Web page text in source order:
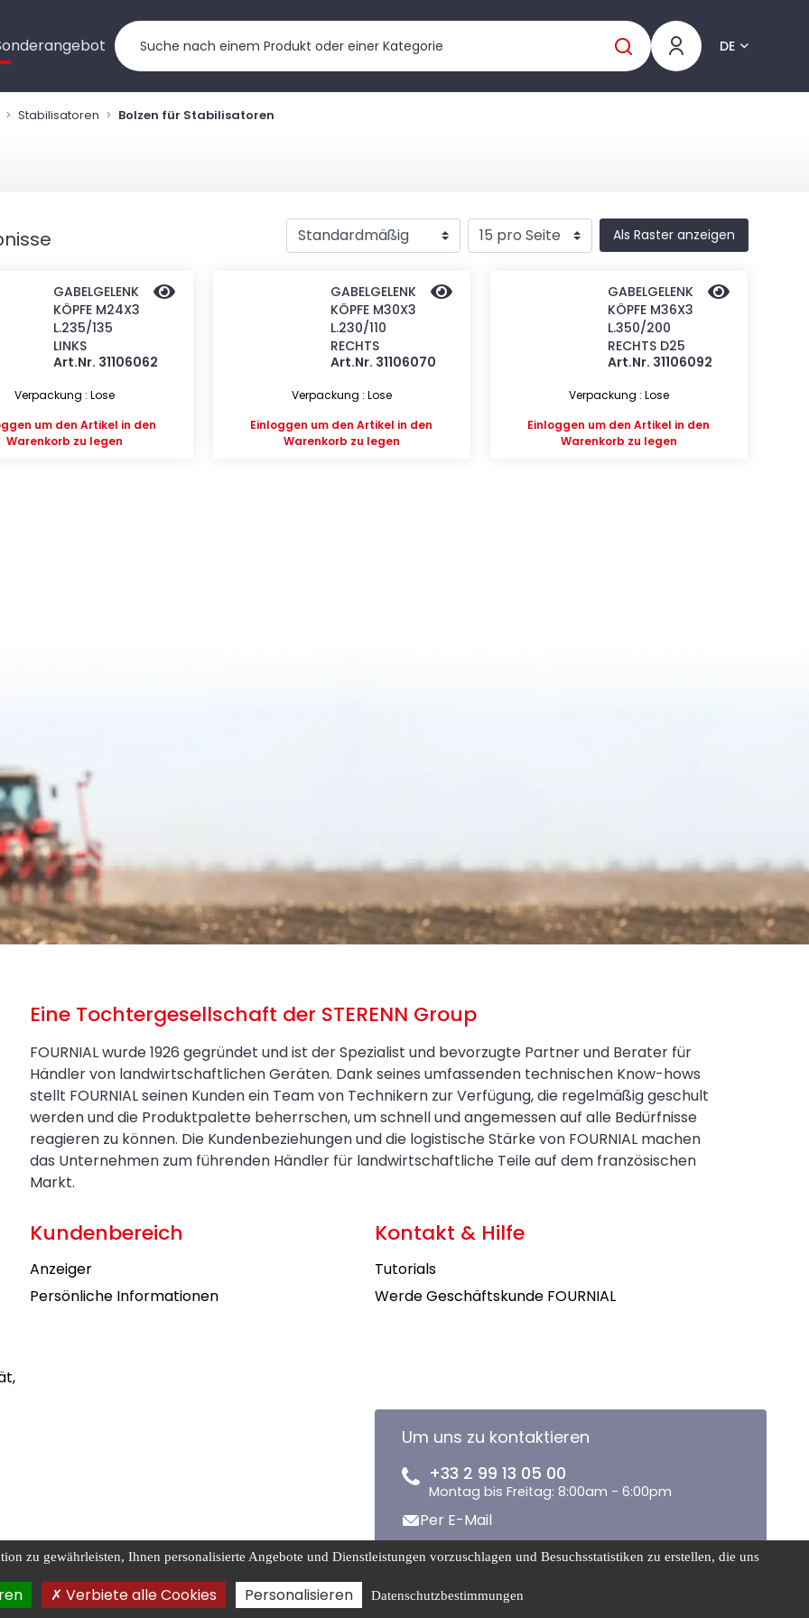
DE
Stabilisatoren Bolzen für Stabilisatoren
Als Raster anzeigen
GABELGELENK
KÖPFE M24X3
L.235/135
LINKS
Art.Nr. 31106062
Verpackung : Lose
um den Artikel in den
Warenkorb zu legen
GABELGELENK
KÖPFE M30X3
L.230/110
RECHTS
Art.Nr. 31106070
Verpackung : Lose
Einloggen um den Artikel in den
Warenkorb zu legen
GABELGELENK
KÖPFE M36X3
L.350/200
RECHTS D25
Art.Nr. 31106092
Verpackung : Lose
Einloggen um den Artikel in den
Warenkorb zu legen
Eine Tochtergesellschaft der STERENN Group
FOURNIAL wurde 1926 gegründet und ist der Spezialist und bevorzugte Partner und Berater für
Händler von landwirtschaftlichen Geräten. Dank seines umfassenden technischen Know-hows
stellt FOURNIAL seinen Kunden ein Team von Technikern zur Verfügung, die regelmäßig geschult
werden und die Produktpalette beherrschen, um schnell und angemessen auf alle Bedürfnisse
reagieren zu können. Die Kundenbeziehungen und die logistische Stärke von FOURNIAL machen
das Unternehmen zum führenden Händler für landwirtschaftliche Teile auf dem französischen
Markt.
Kundenbereich
Anzeiger
Persönliche Informationen
Kontakt & Hilfe
Tutorials
Werde Geschäftskunde FOURNIAL
Um uns zu kontaktieren
+33 2 99 13 05 00
Montag bis Freitag: 8:00am - 6:00pm
Per E-Mail
Rechtliche
Hinweise
Datenschutzrichtlinie
zu gewährleisten, Ihnen personalisierte Angebote und Dienstleistungen vorzuschlagen und Besuchsstatistiken zu erstellen, die uns
Verbiete alle Cookies Personalisieren Datenschutzbestimmungen